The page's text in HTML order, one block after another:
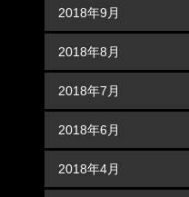
2018年9月
2018年8月
2018年7月
2018年6月
2018年4月